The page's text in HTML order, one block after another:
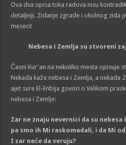
Ova dva opisa toka radova nisu
detaljniji. Zidanje zgrade i okolnog zida
meseci!
Nebesa i Zemlja su stvoreni
Časni Kur'an na nekoliko mesta opisuje
Nekada kaže nebesa i Zemlja, a nekada
ajet sure El-Enbija govori o Velikom
nebesa i Zemlje:
Zar ne znaju nevernici da su nebesa
pa smo ih Mi raskomadali, i da Mi
I zar neće da veruju?